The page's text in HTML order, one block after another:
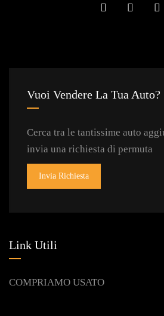
Vuoi Vendere La Tua Auto?
Cerca tra le tantissime auto
invia una richiesta di permuta
Invia Richiesta
Link Utili
COMPRIAMO USATO